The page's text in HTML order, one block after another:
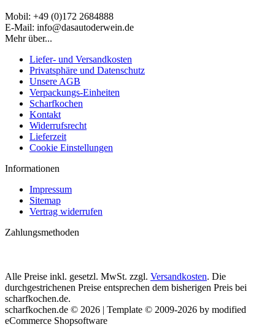
Mobil: +49 (0)172 2684888
E-Mail: info@dasautoderwein.de
Mehr über...
Liefer- und Versandkosten
Privatsphäre und Datenschutz
Unsere AGB
Verpackungs-Einheiten
Scharfkochen
Kontakt
Widerrufsrecht
Lieferzeit
Cookie Einstellungen
Informationen
Impressum
Sitemap
Vertrag widerrufen
Zahlungsmethoden
Alle Preise inkl. gesetzl. MwSt. zzgl. Versandkosten. Die
durchgestrichenen Preise entsprechen dem bisherigen Preis bei
scharfkochen.de.
scharfkochen.de © 2026 | Template © 2009-2026 by modified
eCommerce Shopsoftware